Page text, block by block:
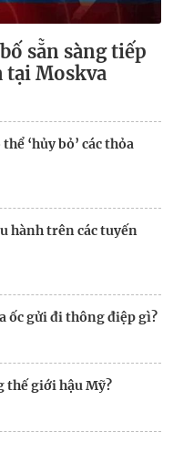
sẵn sàng tiếp
tại Moskva
‘hủy bỏ’ các thỏa
hành trên các tuyến
ốc gửi đi thông điệp gì?
giới hậu Mỹ?